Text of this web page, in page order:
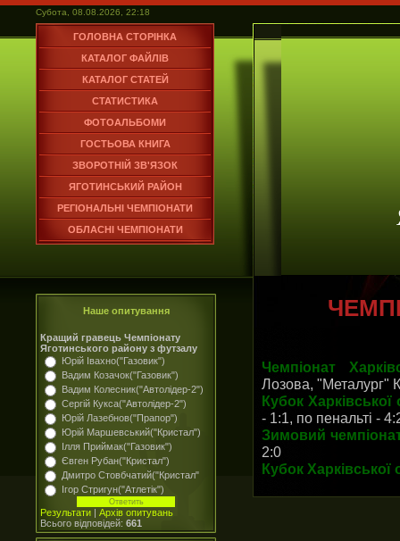
Субота, 08.08.2026, 22:18
ГОЛОВНА СТОРІНКА
КАТАЛОГ ФАЙЛІВ
КАТАЛОГ СТАТЕЙ
СТАТИСТИКА
ФОТОАЛЬБОМИ
ГОСТЬОВА КНИГА
ЗВОРОТНІЙ ЗВ'ЯЗОК
ЯГОТИНСЬКИЙ РАЙОН
РЕГІОНАЛЬНІ ЧЕМПІОНАТИ
ОБЛАСНІ ЧЕМПІОНАТИ
Наше опитування
Кращий гравець Чемпіонату
Яготинського району з футзалу
Юрій Івахно("Газовик")
Вадим Козачок("Газовик")
Вадим Колесник("Автолідер-2")
Сергій Кукса("Автолідер-2")
Юрій Лазебнов("Прапор")
Юрій Маршевський("Кристал")
Ілля Приймак("Газовик")
Євген Рубан("Кристал")
Дмитро Стовбчатий("Кристал"
Ігор Стригун("Атлетік")
Результати | Архів опитувань
Всього відповідей: 661
Чемпіонат
Лозова, "Металург"
Кубок Харківської
- 1:1, по пенальті -
Зимовий
2:0
Кубок Харківської